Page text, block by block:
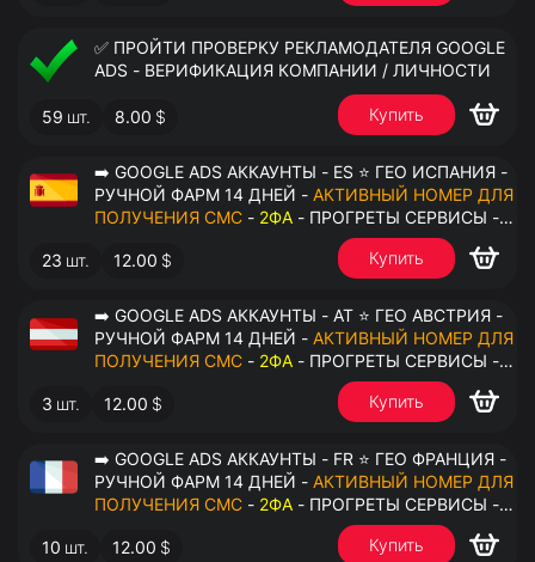
✅ ПРОЙТИ ПРОВЕРКУ РЕКЛАМОДАТЕЛЯ GOOGLE
ADS - ВЕРИФИКАЦИЯ КОМПАНИИ / ЛИЧНОСТИ
59 шт. 8.00 $ Купить
➡️ GOOGLE ADS АККАУНТЫ - ES ⭐ ГЕО ИСПАНИЯ -
РУЧНОЙ ФАРМ 14 ДНЕЙ - АКТИВНЫЙ НОМЕР ДЛЯ
ПОЛУЧЕНИЯ СМС - 2ФА - ПРОГРЕТЫ СЕРВИСЫ -
23 шт. 12.00 $ Купить
➡️ GOOGLE ADS АККАУНТЫ - AT ⭐ ГЕО АВСТРИЯ -
РУЧНОЙ ФАРМ 14 ДНЕЙ - АКТИВНЫЙ НОМЕР ДЛЯ
ПОЛУЧЕНИЯ СМС - 2ФА - ПРОГРЕТЫ СЕРВИСЫ -
3 шт. 12.00 $ Купить
➡️ GOOGLE ADS АККАУНТЫ - FR ⭐ ГЕО ФРАНЦИЯ -
РУЧНОЙ ФАРМ 14 ДНЕЙ - АКТИВНЫЙ НОМЕР ДЛЯ
ПОЛУЧЕНИЯ СМС - 2ФА - ПРОГРЕТЫ СЕРВИСЫ -
10 шт. 12.00 $ Купить